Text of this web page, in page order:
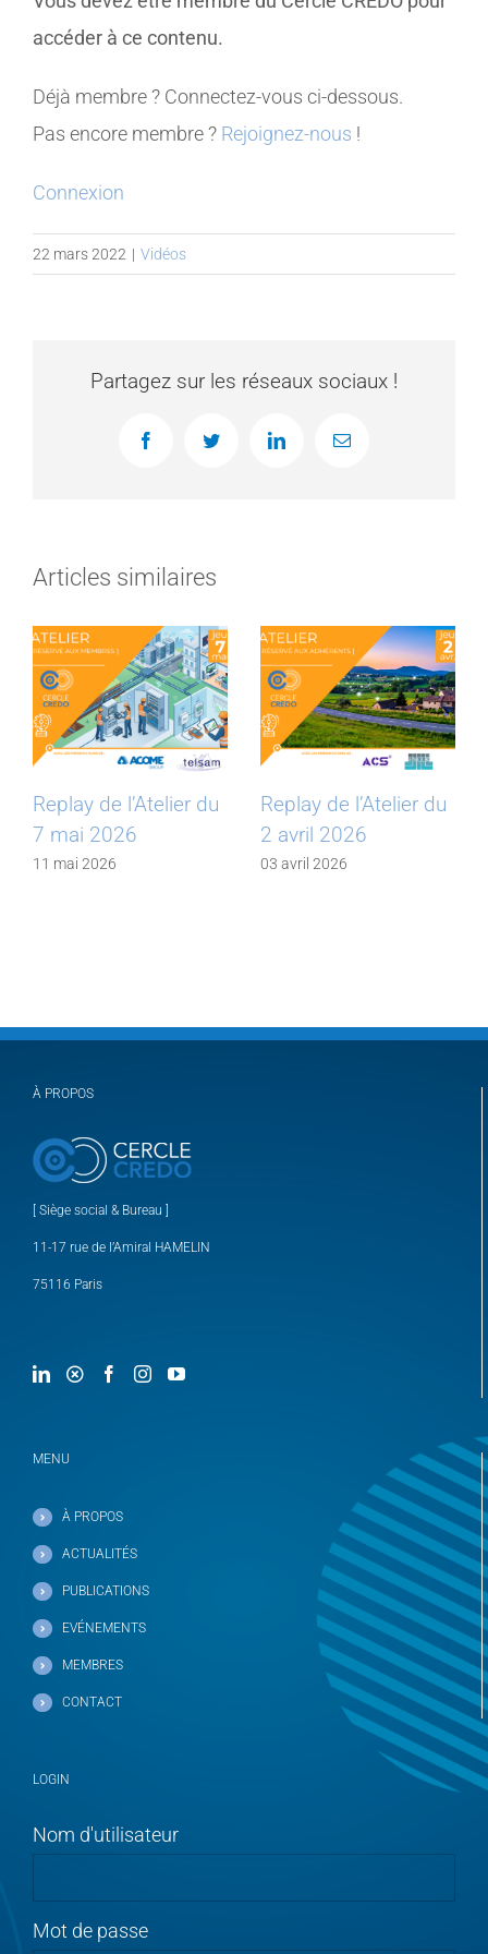
MEMBRES
CONTACT
accéder à ce contenu.
Déjà membre ? Connectez-vous ci-dessous.
Pas encore membre ? Rejoignez-nous !
Connexion
22 mars 2022 | Vidéos
Partagez sur les réseaux sociaux !
FacebookTwitter LinkedInEmail
Articles similaires
Replay de l’Atelier du
7 mai 2026
11 mai 2026
Replay de l’Atelier du
2 avril 2026
03 avril 2026
À PROPOS
[ Siège social & Bureau ]
11-17 rue de l’Amiral HAMELIN
75116 Paris
MENU
À PROPOS
ACTUALITÉS
PUBLICATIONS
EVÉNEMENTS
MEMBRES
CONTACT
LOGIN
Nom d'utilisateur
Mot de passe